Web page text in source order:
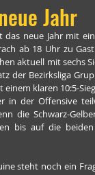
Jahr
das neue Jahr mit
ab 18 Uhr zu
aktuell mit sechs
der Bezirksliga
klaren 10:5-
in der Offensive
die Schwarz-
bis auf die
steht noch ein